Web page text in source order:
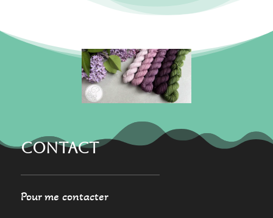
choisies
peuvent
choisies
sur
la
page
produit
CONTACT
Pour me contacter